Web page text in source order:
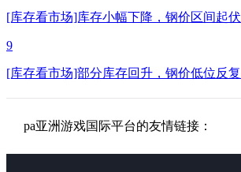
[库存看市场]库存小幅下降，钢价区间起伏
9
[库存看市场]部分库存回升，钢价低位反复
pa亚洲游戏国际平台的友情链接：